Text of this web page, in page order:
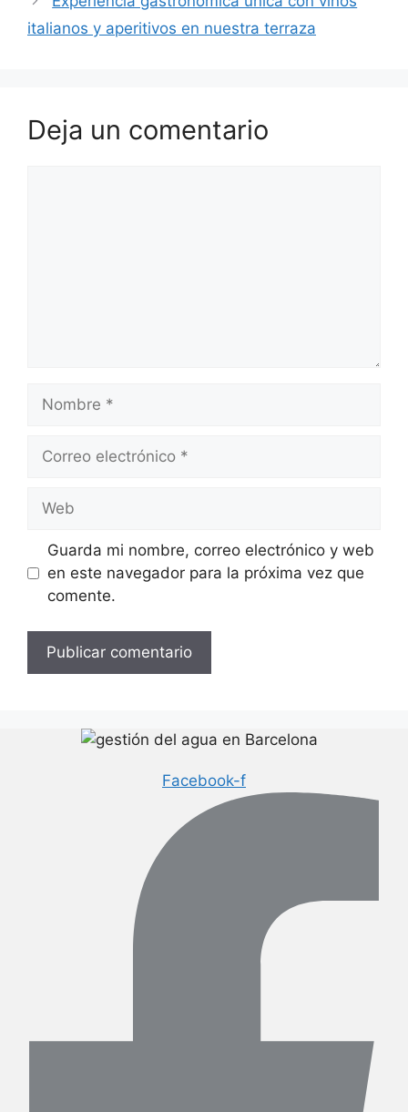
italianos y aperitivos en nuestra terraza
Deja un comentario
Nombre
Correo
Web
Guarda mi nombre, correo electrónico y web
en este navegador para la próxima vez que
comente.
Facebook-f